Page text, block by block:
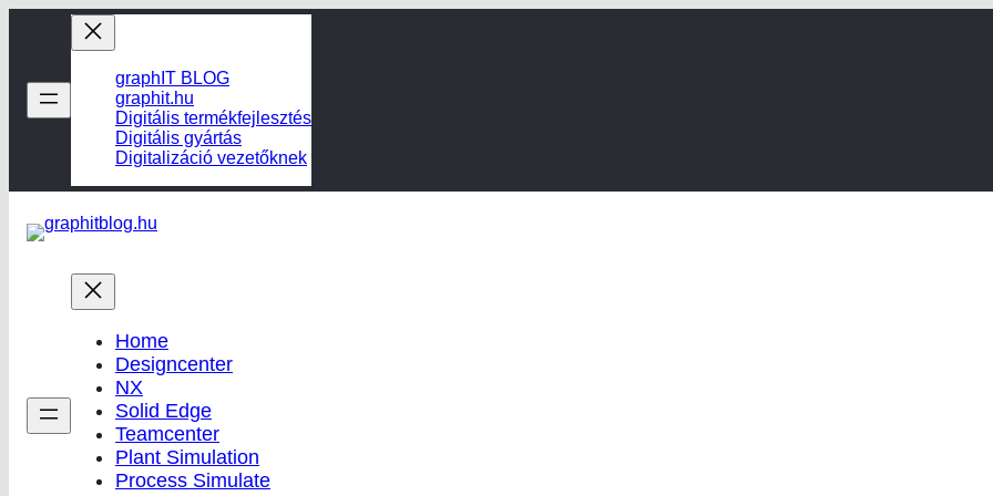
tartalomhoz
graphIT BLOG
graphit.hu
Digitális termékfejlesztés
Digitális gyártás
Digitalizáció vezetőknek
Home
Designcenter
NX
Solid Edge
Teamcenter
Plant Simulation
Process Simulate